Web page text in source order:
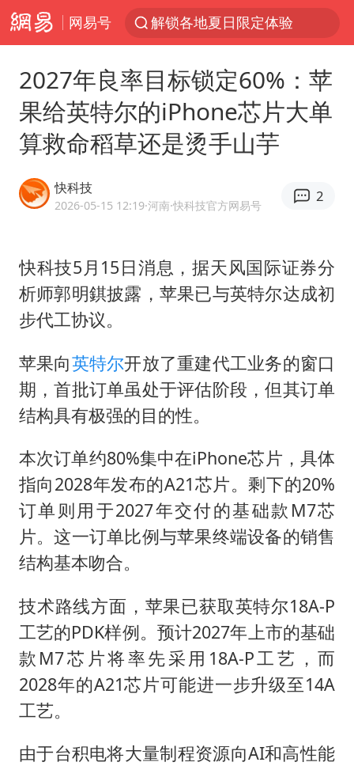
网易号
解锁各地夏日限定体验
四川宜宾市珙县发生3.4级地震
台风白海豚闭眼浙江上海处于危险半圆
白海豚将正面袭击贯穿浙江
中国父女泰国骑摩托车坠崖1死1伤
网约车司机充电时猝死保险拒赔
周末打虎 宋致远被查
刘浩存百花奖开幕式红裙起舞
女子网购名牌包发现是自己丢的那只
万岁山接盘烂尾恒大文旅城
戚薇谈把脸交给AI
多个明星演唱会取消
习近平心系体育强国建设
2027年良率目标锁定60%：苹
果给英特尔的iPhone芯片大单
算救命稻草还是烫手山芋
快科技
2026-05-15 12:19·河南·快科技官方网易号
2
快科技5月15日消息，据天风国际证券分
析师郭明錤披露，苹果已与英特尔达成初
步代工协议。
苹果向英特尔开放了重建代工业务的窗口
期，首批订单虽处于评估阶段，但其订单
结构具有极强的目的性。
本次订单约80%集中在iPhone芯片，具体
指向2028年发布的A21芯片。剩下的20%
订单则用于2027年交付的基础款M7芯
片。这一订单比例与苹果终端设备的销售
结构基本吻合。
技术路线方面，苹果已获取英特尔18A-P
工艺的PDK样例。预计2027年上市的基础
款M7芯片将率先采用18A-P工艺，而
2028年的A21芯片可能进一步升级至14A
工艺。
由于台积电将大量制程资源向AI和高性能